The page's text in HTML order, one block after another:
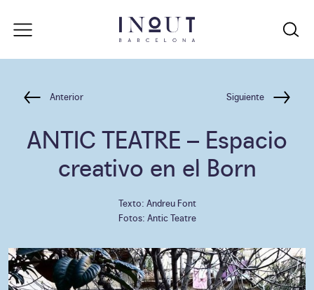
Anterior Siguiente
ANTIC TEATRE – Espacio
creativo en el Born
Texto: Andreu Font
Fotos: Antic Teatre